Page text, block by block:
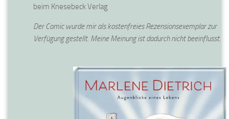
beim Knesebeck Verlag
Der Comic wurde mir als kostenfreies Rezensionsexemplar zur
Verfügung gestellt. Meine Meinung ist dadurch nicht beeinflusst.